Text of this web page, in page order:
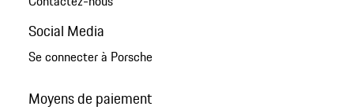
Social Media
Se connecter à Porsche
Moyens de paiement